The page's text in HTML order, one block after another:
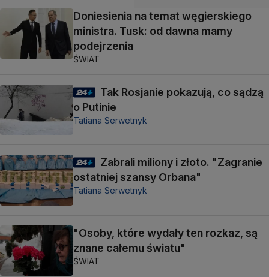
Doniesienia na temat węgierskiego
ministra. Tusk: od dawna mamy
podejrzenia
ŚWIAT
Tak Rosjanie pokazują, co sądzą
o Putinie
Tatiana Serwetnyk
Zabrali miliony i złoto. "Zagranie
ostatniej szansy Orbana"
Tatiana Serwetnyk
"Osoby, które wydały ten rozkaz, są
znane całemu światu"
ŚWIAT